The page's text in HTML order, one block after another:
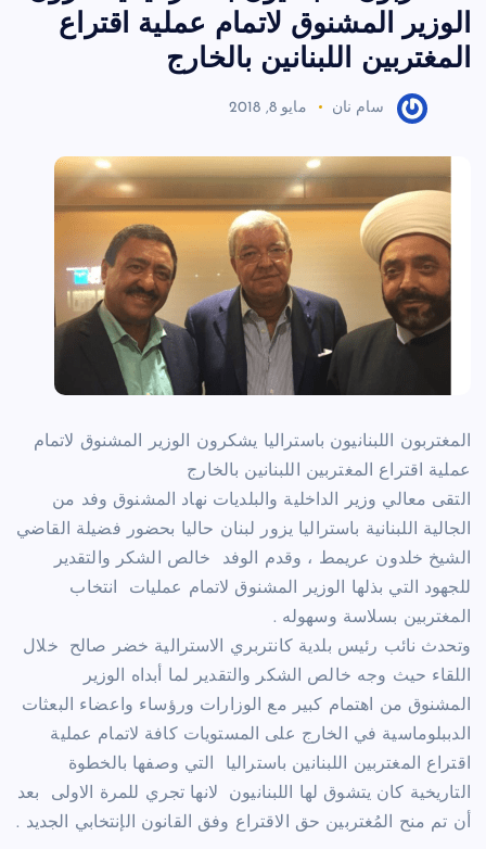
الوزير المشنوق لاتمام عملية اقتراع
المغتربين اللبنانين بالخارج
سام نان مايو 8, 2018
المغتربون اللبنانيون باستراليا يشكرون الوزير المشنوق لاتمام
عملية اقتراع المغتربين اللبنانين بالخارج
التقى معالي وزير الداخلية والبلديات نهاد المشنوق وفد من
الجالية اللبنانية باستراليا يزور لبنان حاليا بحضور فضيلة القاضي
الشيخ خلدون عريمط ، وقدم الوفد خالص الشكر والتقدير
للجهود التي بذلها الوزير المشنوق لاتمام عمليات انتخاب
المغتربين بسلاسة وسهوله .
وتحدث نائب رئيس بلدية كانتربري الاسترالية خضر صالح خلال
اللقاء حيث وجه خالص الشكر والتقدير لما أبداه الوزير
المشنوق من اهتمام كبير مع الوزارات ورؤساء واعضاء البعثات
الدببلوماسية في الخارج على المستويات كافة لاتمام عملية
اقتراع المغتربين اللبنانين باستراليا التي وصفها بالخطوة
التاريخية كان يتشوق لها اللبنانيون لانها تجري للمرة الاولى بعد
أن تم منح المُغتربين حق الاقتراع وفق القانون الإنتخابي الجديد .